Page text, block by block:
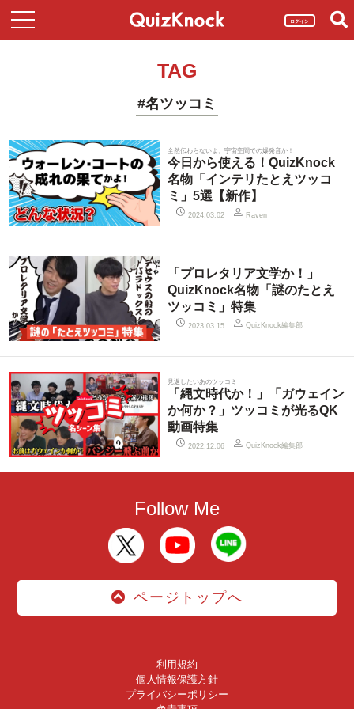
ログイン
TAG
#名ツッコミ
全然伝わらないよ、宇宙空間での爆発音か！
今日から使える！QuizKnock
名物「インテリたとえツッコ
ミ」5選【新作】
2024.03.02 Raven
「プロレタリア文学か！」
QuizKnock名物「謎のたとえ
ツッコミ」特集
2023.03.15 QuizKnock編集部
見返したいあのツッコミ
「縄文時代か！」「ガウェイン
か何か？」ツッコミが光るQK
動画特集
2022.12.06 QuizKnock編集部
Follow Me
ページトップへ
利用規約
個人情報保護方針
プライバシーポリシー